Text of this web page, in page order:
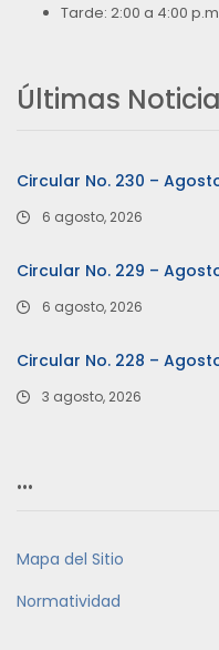
Tarde: 2:00 a 4:00 p.m
Últimas
Circular No. 230 –
6 agosto, 2026
Circular No. 229 –
6 agosto, 2026
Circular No. 228 –
3 agosto, 2026
…
Mapa del Sitio
Normatividad